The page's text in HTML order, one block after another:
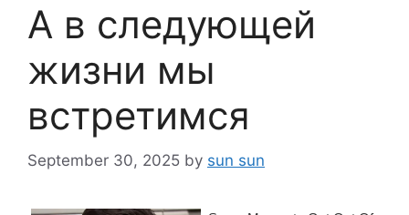
А в следующей
жизни мы
встретимся
September 30, 2025 by sun sun